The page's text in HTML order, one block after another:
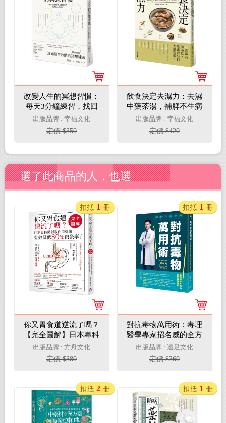
改變人生的冥想習慣：
每天3分鐘練習，找回
自癒力，看見強大的變
化
出版品牌 : 幸福文化
定價 $350
飲食決定去濕力：去濕
中藥茶湯，補脾不生病
出版品牌 : 幸福文化
定價 $420
選了此商品的人，也選
你又胃食道逆流了嗎？
【完全圖解】日本專科
醫師教你這樣做，有效
降低80%復發率！
出版品牌 : 方舟文化
定價 $380
扣抵 1 冊
對抗毒物萬用術：毒理
醫學專家招名威的全方
位防毒防疫實用書
出版品牌 : 遠足文化
定價 $360
扣抵 1 冊
扣抵 2 冊 扣抵 1 冊